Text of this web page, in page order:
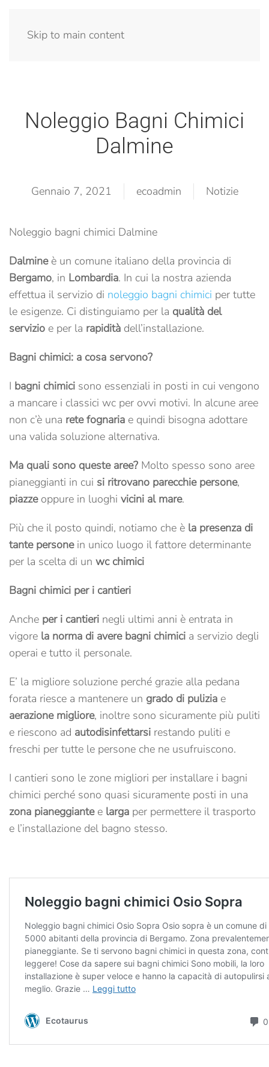
Skip to main content
Noleggio Bagni Chimici
Dalmine
Gennaio 7, 2021 ecoadmin Notizie
Noleggio bagni chimici Dalmine
Dalmine è un comune italiano della provincia di
Bergamo, in Lombardia. In cui la nostra azienda
effettua il servizio di noleggio bagni chimici per tutte
le esigenze. Ci distinguiamo per la qualità del
servizio e per la rapidità dell’installazione.
Bagni chimici: a cosa servono?
I bagni chimici sono essenziali in posti in cui vengono
a mancare i classici wc per ovvi motivi. In alcune aree
non c’è una rete fognaria e quindi bisogna adottare
una valida soluzione alternativa.
Ma quali sono queste aree? Molto spesso sono aree
pianeggianti in cui si ritrovano parecchie persone,
piazzeoppure in luoghi vicini al mare.
Più che il posto quindi, notiamo che è la presenza di
tante personein unico luogo il fattore determinante
per la scelta di un wc chimici
Bagni chimici per i cantieri
Anche per i cantieri negli ultimi anni è entrata in
vigore la norma di avere bagni chimici a servizio degli
operai e tutto il personale.
E’ la migliore soluzione perché grazie alla pedana
forata riesce a mantenere un grado di pulizia e
aerazione migliore, inoltre sono sicuramente più puliti
e riescono ad autodisinfettarsi restando puliti e
freschi per tutte le persone che ne usufruiscono.
I cantieri sono le zone migliori per installare i bagni
chimici perché sono quasi sicuramente posti in una
zona pianeggiante e larga per permettere il trasporto
e l’installazione del bagno stesso.